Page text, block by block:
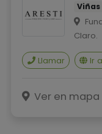
Viñas
Claro.
Llamar Ir
Ver en mapa